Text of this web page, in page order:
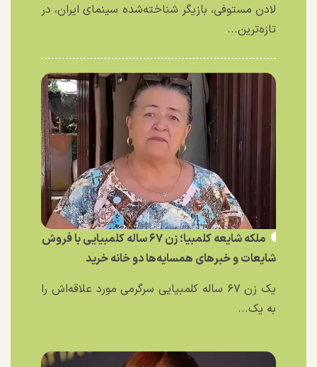
لادن مستوفی، بازیگر شناخته‌شده سینمای ایران، در
تازه‌ترین...
ملکه شایعه کلمبیا؛ زن ۶۷ ساله کلمبیایی با فروش
شایعات و خبر‌های همسایه‌ها دو خانه خرید
یک زن ۶۷ ساله کلمبیایی سرگرمی مورد علاقه‌اش را
به یک...